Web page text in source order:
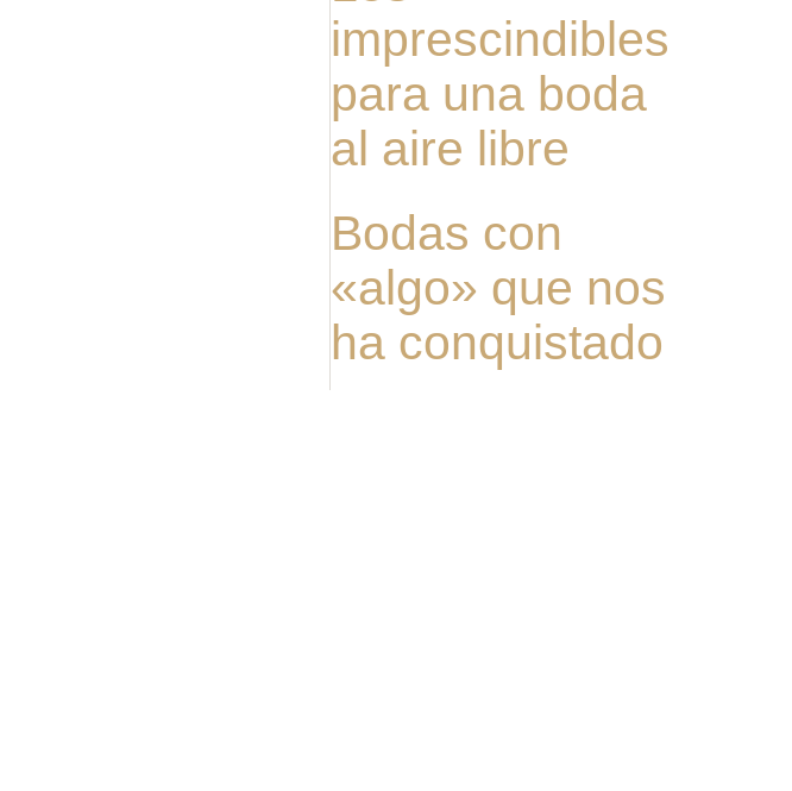
imprescindibles
para una boda
al aire libre
Bodas con
«algo» que nos
ha conquistado